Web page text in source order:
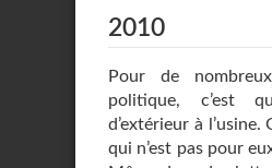
2010
Pour de
politique, c’est
d’extérieur à l’usine.
qui n’est pas pour